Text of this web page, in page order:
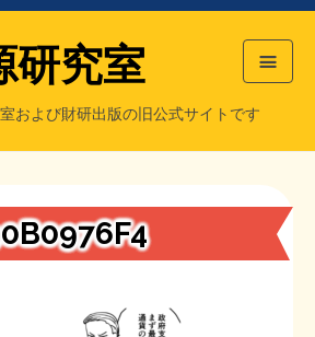
研究室
および財研出版の旧公式サイトです